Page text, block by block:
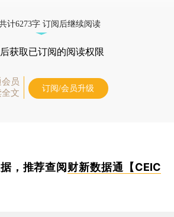
计6273字 订阅后继续阅读
后获取已订阅的阅读权限
员
文
订阅/会员升级
，推荐查阅财新数据通【CEIC